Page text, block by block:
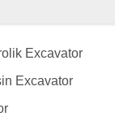
Excavator
Excavator